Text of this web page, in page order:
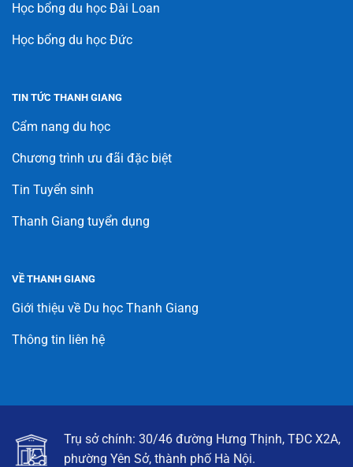
Học bổng du học Đài Loan
Học bổng du học Đức
TIN TỨC THANH GIANG
Cẩm nang du học
Chương trình ưu đãi đặc biệt
Tin Tuyển sinh
Thanh Giang tuyển dụng
VỀ THANH GIANG
Giới thiệu về Du học Thanh Giang
Thông tin liên hệ
Trụ sở chính: 30/46 đường Hưng Thịnh, TĐC X2A,
phường Yên Sở, thành phố Hà Nội.